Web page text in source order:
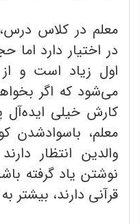
معلم در کلاس
در اختیار دارد اما
اول زیاد است و از
می‌شود که اگر
کارش خیلی
معلم،
والدین انتظار
نوشتن یاد گرفته
قرآنی دارند، بیشتر